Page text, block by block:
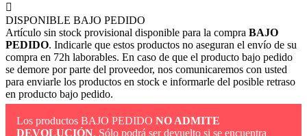

DISPONIBLE BAJO PEDIDO
Artículo sin stock provisional disponible para la compra BAJO
PEDIDO. Indicarle que estos productos no aseguran el envío de su
compra en 72h laborables. En caso de que el producto bajo pedido
se demore por parte del proveedor, nos comunicaremos con usted
para enviarle los productos en stock e informarle del posible retraso
en producto bajo pedido.
Los productos BAJO PEDIDO NO ADMITE
DEVOLUCIÓN. Sólo podrá ser devuelto si se encuentra